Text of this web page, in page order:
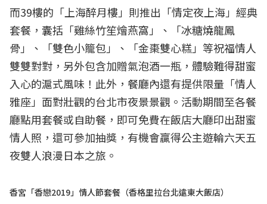
而39樓的「上海醉月樓」則推出「情定夜上海」經典
套餐，囊括「雞絲竹笙燴燕窩」、「冰糖燒龍鳳
骨」、「雙色小籠包」、「金棗雙心糕」等祝福情人
雙雙對對，另外包含加贈氣泡酒一瓶，體驗難得甜蜜
入心的滬式風味！此外，餐廳內還有提供限量「情人
雅座」面對壯觀的台北市夜景景觀。活動期間至各餐
廳點用套餐或自助餐，即可免費在飯店大廳印出甜蜜
情人照，還可參加抽獎，有機會贏得公主遊輪六天五
夜雙人浪漫日本之旅。
香宮「香戀2019」情人節套餐（香格里拉台北遠東大飯店）